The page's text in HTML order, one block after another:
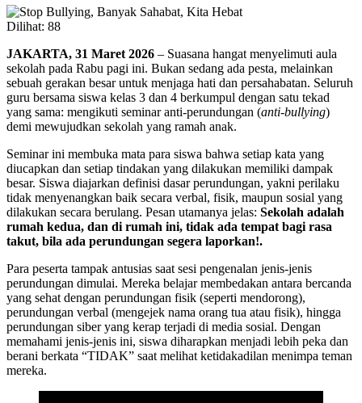
Dilihat: 88
JAKARTA, 31 Maret 2026 – Suasana hangat menyelimuti aula
sekolah pada Rabu pagi ini. Bukan sedang ada pesta, melainkan
sebuah gerakan besar untuk menjaga hati dan persahabatan. Seluruh
guru bersama siswa kelas 3 dan 4 berkumpul dengan satu tekad
yang sama: mengikuti seminar anti-perundungan (anti-bullying)
demi mewujudkan sekolah yang ramah anak.
Seminar ini membuka mata para siswa bahwa setiap kata yang
diucapkan dan setiap tindakan yang dilakukan memiliki dampak
besar. Siswa diajarkan definisi dasar perundungan, yakni perilaku
tidak menyenangkan baik secara verbal, fisik, maupun sosial yang
dilakukan secara berulang. Pesan utamanya jelas: Sekolah adalah
rumah kedua, dan di rumah ini, tidak ada tempat bagi rasa
takut, bila ada perundungan segera laporkan!.
Para peserta tampak antusias saat sesi pengenalan jenis-jenis
perundungan dimulai. Mereka belajar membedakan antara bercanda
yang sehat dengan perundungan fisik (seperti mendorong),
perundungan verbal (mengejek nama orang tua atau fisik), hingga
perundungan siber yang kerap terjadi di media sosial. Dengan
memahami jenis-jenis ini, siswa diharapkan menjadi lebih peka dan
berani berkata “TIDAK” saat melihat ketidakadilan menimpa teman
mereka.